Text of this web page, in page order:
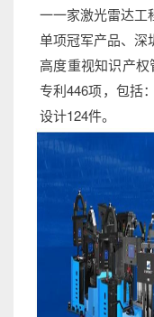
一一家激光雷达工
单项冠军产品、深
高度重视知识产
专利446项，包括
设计124件。